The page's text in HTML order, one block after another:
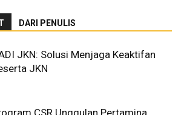
DARI PENULIS
JKN: Solusi Menjaga Keaktifan
JKN
CSR Unggulan Pertamina